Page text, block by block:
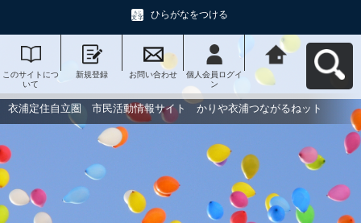
ひらがなをつける
このサイトにつ
いて
新規登録 お問い合わせ
個人会員ログイ
ン
衣浦定住自立
圏 市民活動情
報サイト かり
や衣浦つながる
ねットへ戻る
衣浦定住自立圏 市民活動情報サイト かりや衣浦つながるねット